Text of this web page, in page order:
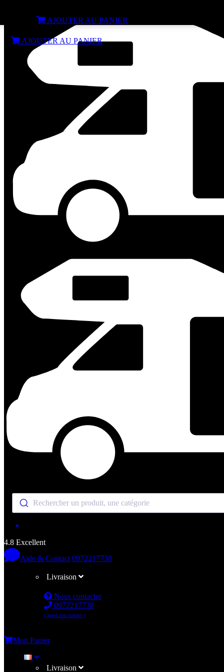
Rechercher un produit, une catégorie
4.8 Excellent
Aide & Contact 0972217738
Livraison
Nous contacter
0972217738
( appel non surtaxé )
Mon Panier
Livraison
AJOUTER AU PANIER
AJOUTER AU PANIER